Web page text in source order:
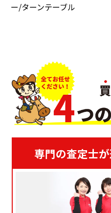
ー/ターンテーブル
専門の査定士